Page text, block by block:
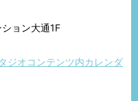
ョン大通1F
ジオコンテンツ内カレンダ